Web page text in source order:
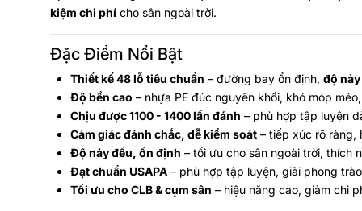
kiệm chi phí cho sân ngoài trời.
Đặc Điểm Nổi Bật
Thiết kế 48 lỗ tiêu chuẩn – đường bay ổn định, độ
Độ bền cao – nhựa PE đúc nguyên khối, khó móp
Chịu được 1100 - 1400 lần đánh – phù hợp tập luyện
Cảm giác đánh chắc, dễ kiểm soát – tiếp xúc rõ ràng,
Độ nảy đều, ổn định – tối ưu cho sân ngoài trời, thích
Đạt chuẩn USAPA – phù hợp tập luyện, giải phong
Tối ưu cho CLB & cụm sân – hiệu năng cao, giảm chi